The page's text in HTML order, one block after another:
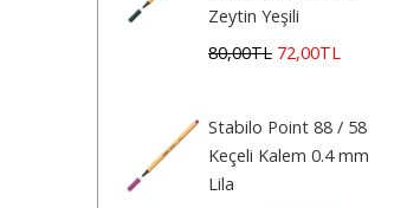
Zeytin Yeşili
80,00TL 72,00TL
Stabilo Point 88 / 58
Keçeli Kalem 0.4 mm
Lila